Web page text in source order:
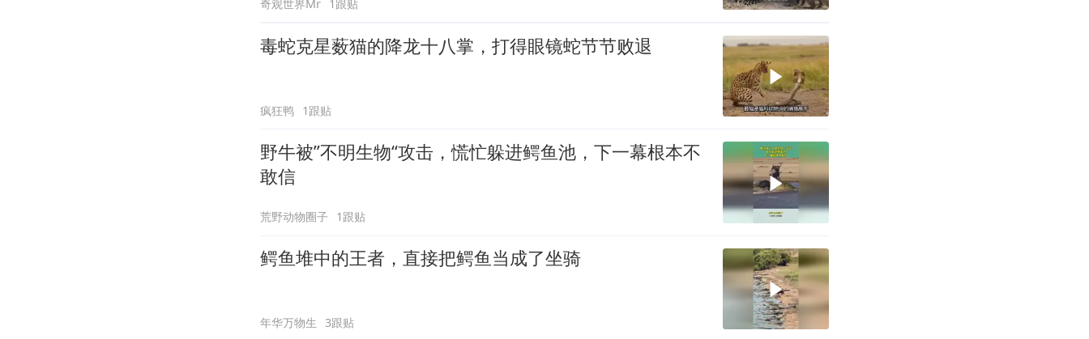
奇观世界Mr 1跟贴
毒蛇克星薮猫的降龙十八掌，打得眼镜蛇节节败退
疯狂鸭 1跟贴
野牛被”不明生物“攻击，慌忙躲进鳄鱼池，下一幕根本不
敢信
荒野动物圈子 1跟贴
鳄鱼堆中的王者，直接把鳄鱼当成了坐骑
年华万物生 3跟贴